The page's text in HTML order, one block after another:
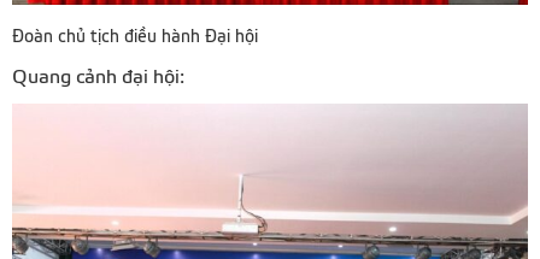
Đoàn chủ tịch điều hành Đại hội
Quang cảnh đại hội: